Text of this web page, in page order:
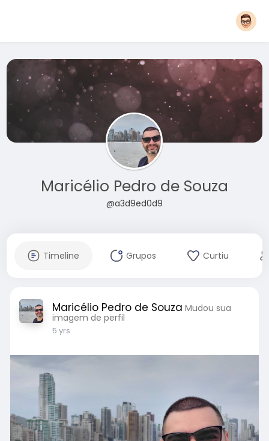
Maricélio Pedro de Souza
@a3d9ed0d9
Timeline Grupos Curtiu
Maricélio Pedro de Souza Mudou sua
imagem de perfil
5 yrs